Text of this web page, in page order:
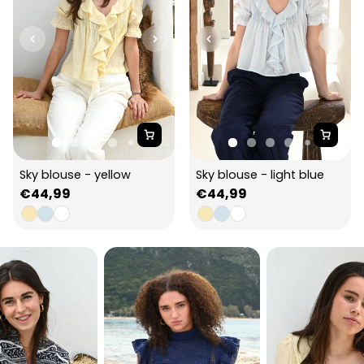
Sky blouse - yellow
Regular
price
€44,99
Sky blouse - light blue
Regular
price
€44,99